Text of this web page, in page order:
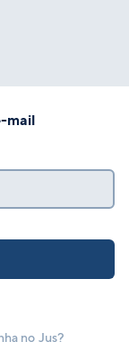
mail
no Jus?